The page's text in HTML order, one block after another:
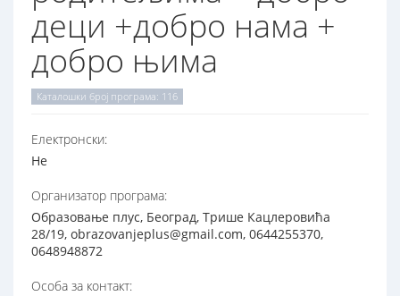
деци +добро нама +
добро њима
Каталошки број програма: 116
Електронски:
Не
Организатор програма:
Образовање плус, Београд, Трише Кацлеровића
28/19, obrazovanjeplus@gmail.com, 0644255370,
0648948872
Особа за контакт: